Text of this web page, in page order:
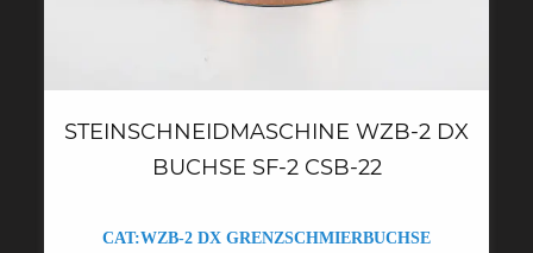
STEINSCHNEIDMASCHINE WZB-2 DX
BUCHSE SF-2 CSB-22
CAT:WZB-2 DX GRENZSCHMIERBUCHSE